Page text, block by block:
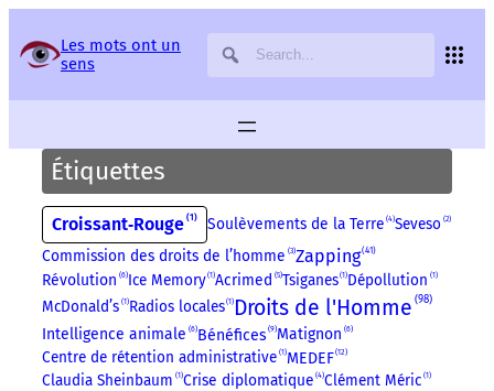
Les mots ont un
sens
Étiquettes
Croissant‑Rouge 1 Soulèvements de la Terre 4 Seveso 2
Commission des droits de l’homme 3 Zapping 41
Révolution 6 Ice Memory 1 Acrimed 5 Tsiganes 1 Dépollution 1
McDonald’s 1 Radios locales 1 Droits de l'Homme 98
Intelligence animale 6 Bénéfices 9 Matignon 6
Centre de rétention administrative 1 MEDEF 12
Claudia Sheinbaum 1 Crise diplomatique 4 Clément Méric 1
Panneau de gestion des services